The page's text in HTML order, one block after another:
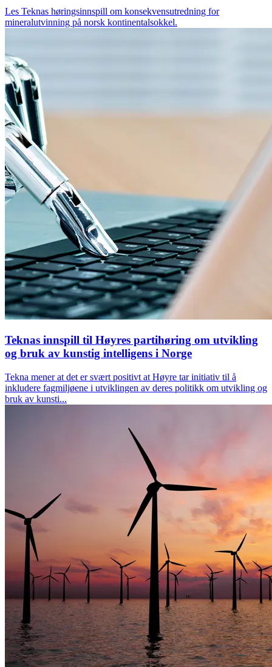
Les Teknas høringsinnspill om konsekvensutredning for
mineralutvinning på norsk kontinentalsokkel.
Teknas innspill til Høyres partihøring om utvikling
og bruk av kunstig intelligens i Norge
Tekna mener at det er svært positivt at Høyre tar initiativ til å
inkludere fagmiljøene i utviklingen av deres politikk om utvikling og
bruk av kunsti...